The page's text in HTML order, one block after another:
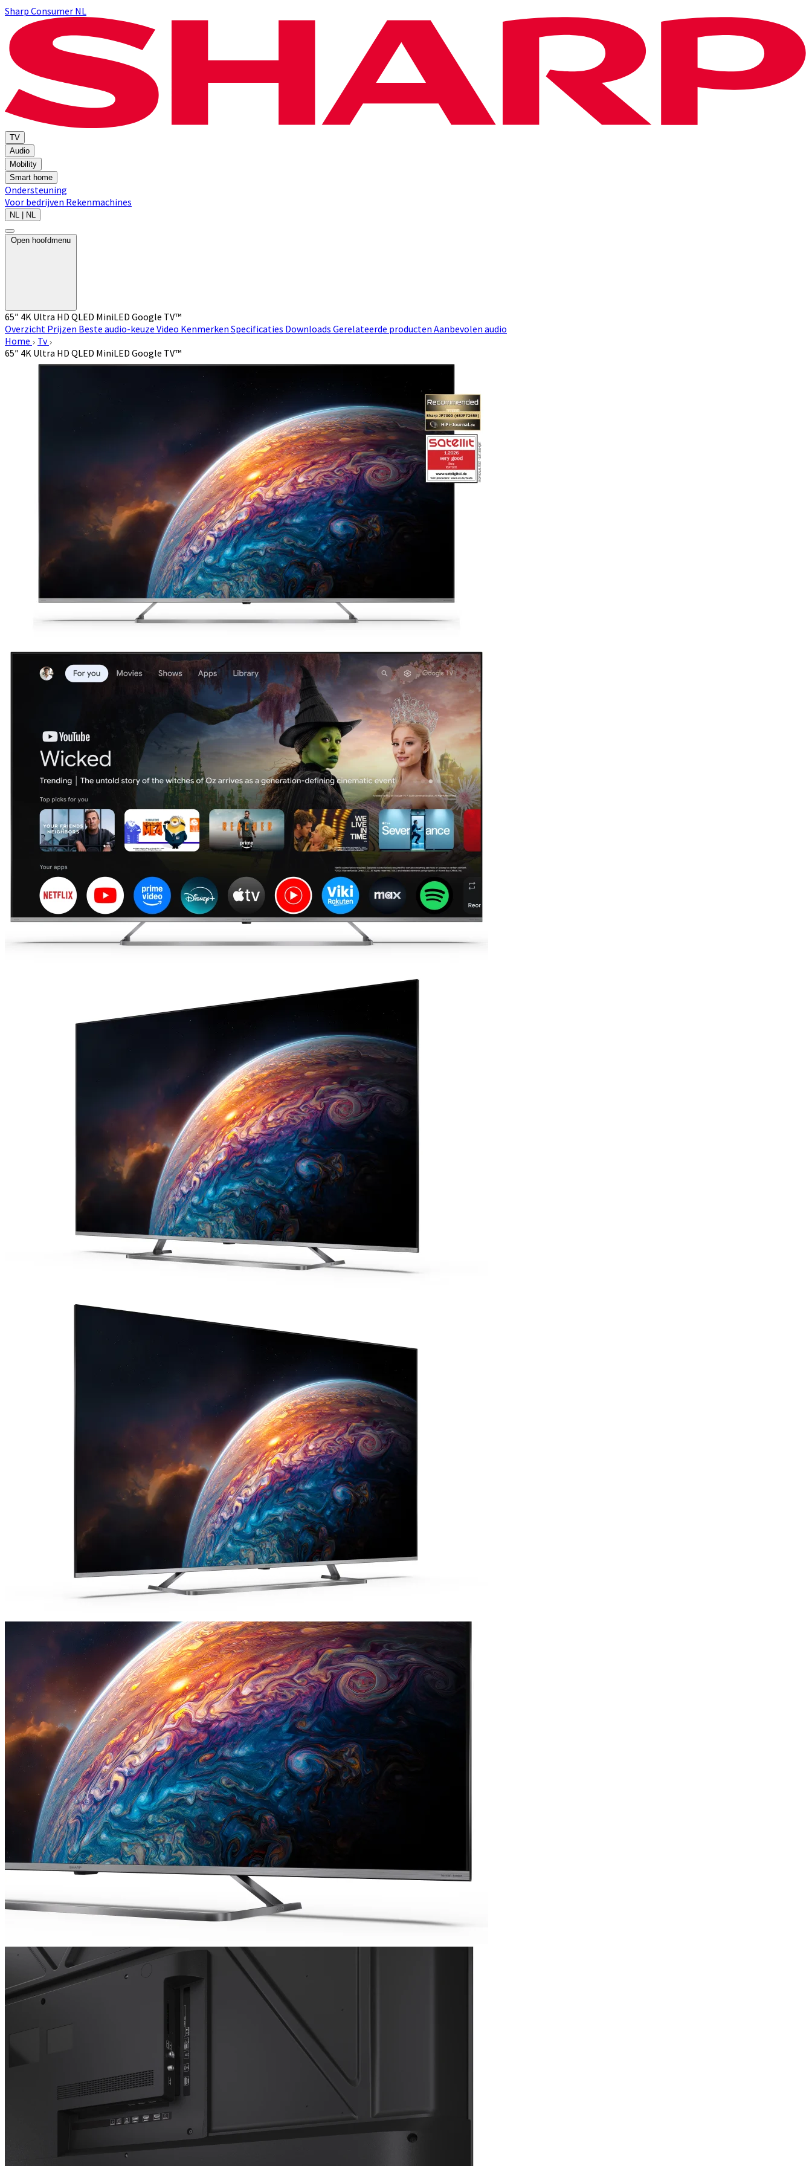
Sharp Consumer NL
TV
Audio
Mobility
Smart home
Ondersteuning
Voor bedrijven Rekenmachines
NL | NL
Open hoofdmenu
65″ 4K Ultra HD QLED MiniLED Google TV™
Overzicht Prijzen Beste audio-keuze Video Kenmerken Specificaties Downloads Gerelateerde producten Aanbevolen audio
Home
Tv
65″ 4K Ultra HD QLED MiniLED Google TV™